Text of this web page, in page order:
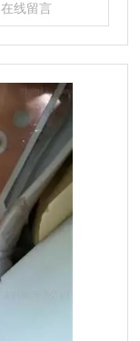
在线留言